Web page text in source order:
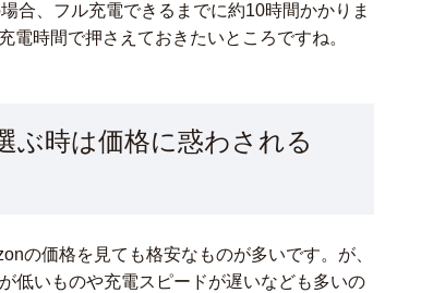
合、フル充電できるまでに約10時間かかりま
時間で押さえておきたいところですね。
ぶ時は価格に惑わされる
の価格を見ても格安なものが多いです。が、
低いものや充電スピードが遅いなども多いの